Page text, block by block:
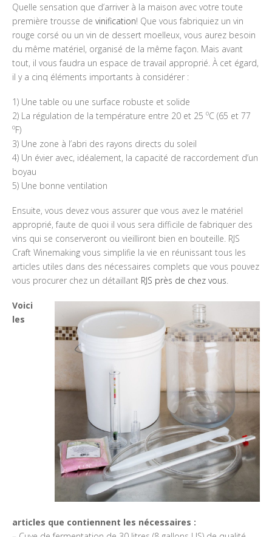
Quelle sensation que d’arriver à la maison avec votre toute
première trousse de vinification! Que vous fabriquiez un vin
rouge corsé ou un vin de dessert moelleux, vous aurez besoin
du même matériel, organisé de la même façon. Mais avant
tout, il vous faudra un espace de travail approprié. À cet égard,
il y a cinq éléments importants à considérer :
1) Une table ou une surface robuste et solide
2) La régulation de la température entre 20 et 25 oC (65 et 77
oF)
3) Une zone à l’abri des rayons directs du soleil
4) Un évier avec, idéalement, la capacité de raccordement d’un
boyau
5) Une bonne ventilation
Ensuite, vous devez vous assurer que vous avez le matériel
approprié, faute de quoi il vous sera difficile de fabriquer des
vins qui se conserveront ou vieilliront bien en bouteille. RJS
Craft Winemaking vous simplifie la vie en réunissant tous les
articles utiles dans des nécessaires complets que vous pouvez
vous procurer chez un détaillant RJS près de chez vous
Voici
les
articles que contiennent les nécessaires :